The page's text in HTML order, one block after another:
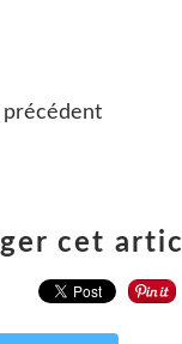
précédent
cet